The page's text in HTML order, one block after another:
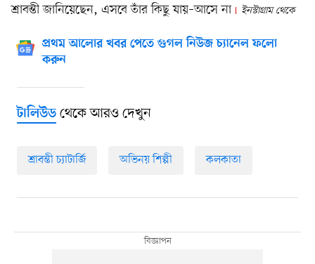
শ্রাবন্তী জানিয়েছেন, এসবে তাঁর কিছু যায়–আসে না
ইনস্টাগ্রাম থেকে
প্রথম আলোর খবর পেতে গুগল নিউজ চ্যানেল ফলো
করুন
টালিউডথেকে আরও দেখুন
শ্রাবন্তী চ্যাটার্জি অভিনয় শিল্পী কলকাতা